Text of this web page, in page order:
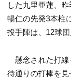
した九里亜蓮、
暢仁の先発3本柱
投手陣は、12球団
懸念された打線
待通りの打棒を